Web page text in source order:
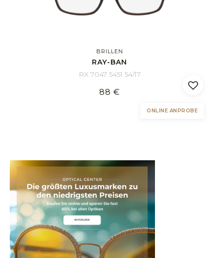
BRILLEN
RAY-BAN
RX 7047 5451 54/17
88 €
ONLINE ANPROBE